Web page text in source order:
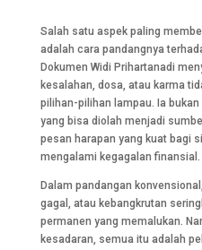
Salah satu aspek paling
adalah cara pandangnya
Dokumen Widi Prihartanadi
kesalahan, dosa, atau karma
pilihan-pilihan lampau. Ia
yang bisa diolah menjadi
pesan harapan yang kuat bagi
mengalami kegagalan finansial.
Dalam pandangan
gagal, atau kebangkrutan
permanen yang memalukan.
kesadaran, semua itu adalah